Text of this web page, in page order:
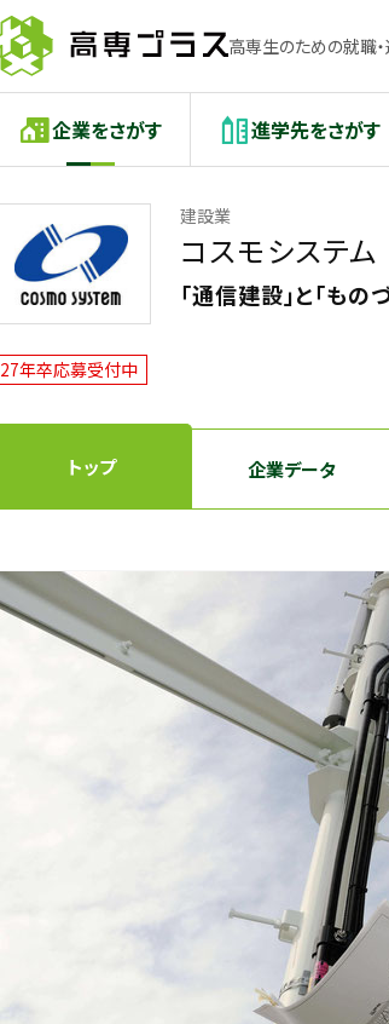
高専生のための就職
企業をさがす 進学先をさがす
建設業
コスモシステム
「通信建設」と「もの
27年卒応募受付中
トップ 企業データ